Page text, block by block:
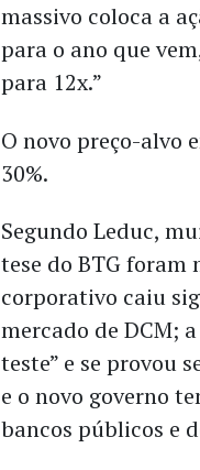
massivo coloca a
para o ano que
para 12x.”
O novo preço-alvo
30%.
Segundo Leduc,
tese do BTG
corporativo caiu
mercado de DCM;
teste” e se provou
e o novo governo
bancos públicos e